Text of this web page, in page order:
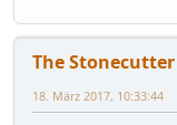
The Stonecutter
18. März 2017, 10:33:44